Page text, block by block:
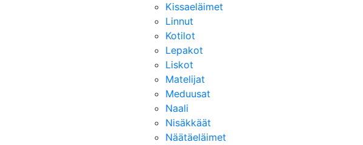
Kissaeläimet
Linnut
Kotilot
Lepakot
Liskot
Matelijat
Meduusat
Naali
Nisäkkäät
Näätäeläimet